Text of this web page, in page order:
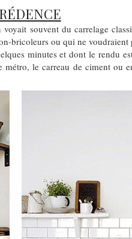
souvent du carrelage
bricoleurs ou qui ne
minutes et dont le rendu
le carreau de ciment ou